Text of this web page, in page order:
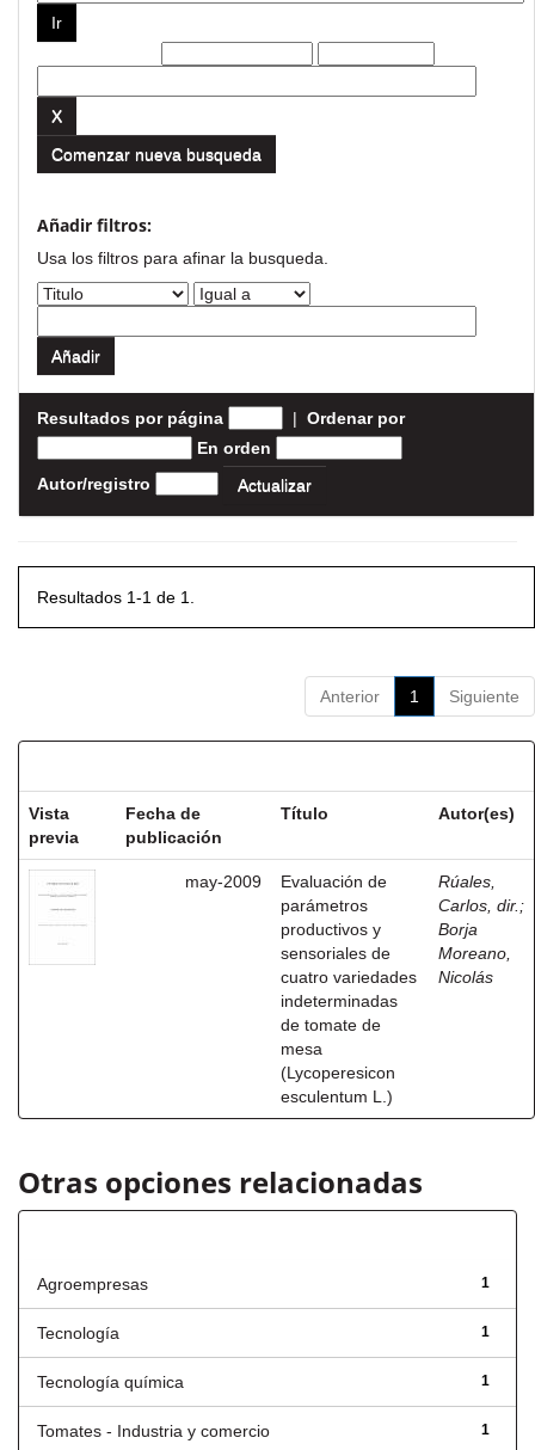
Comenzar nueva busqueda
Añadir filtros:
Usa los filtros para afinar la busqueda.
Resultados por página | Ordenar por
En orden
Autor/registro
Resultados 1-1 de 1.
Anterior 1 Siguiente
Vista
previa
Fecha de
publicación
Título Autor(es)
may-2009
Evaluación de
parámetros
productivos y
sensoriales de
cuatro variedades
indeterminadas
de tomate de
mesa
(Lycoperesicon
esculentum L.)
Rúales,
Carlos, dir. ;
Borja
Moreano,
Nicolás
Otras opciones relacionadas
1
Agroempresas
1
Tecnología
1
Tecnología química
1
Tomates - Industria y comercio